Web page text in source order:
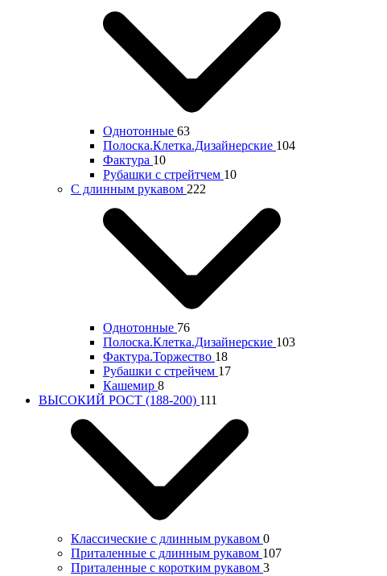
Однотонные 63
Полоска.Клетка.Дизайнерские 104
Фактура 10
Рубашки с стрейтчем 10
С длинным рукавом 222
Однотонные 76
Полоска.Клетка.Дизайнерские 103
Фактура.Торжество 18
Рубашки с стрейчем 17
Кашемир 8
ВЫСОКИЙ РОСТ (188-200) 111
Классические с длинным рукавом 0
Приталенные с длинным рукавом 107
Приталенные с коротким рукавом 3